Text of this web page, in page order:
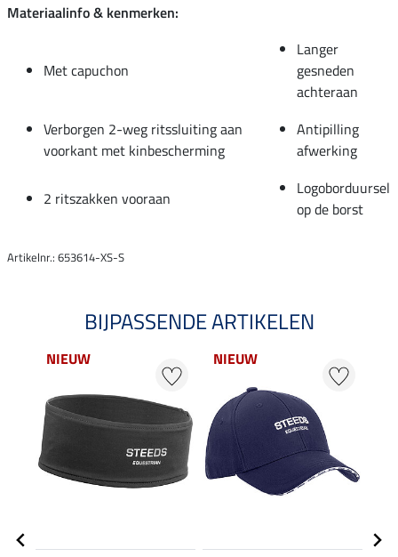
Materiaalinfo & kenmerken:
Met capuchon
Langer
gesneden
achteraan
Verborgen 2-weg ritssluiting aan
voorkant met kinbescherming
Antipilling
afwerking
2 ritszakken vooraan
Logoborduursel
op de borst
Artikelnr.: 653614-XS-S
BIJPASSENDE ARTIKELEN
NIEUW NIEUW